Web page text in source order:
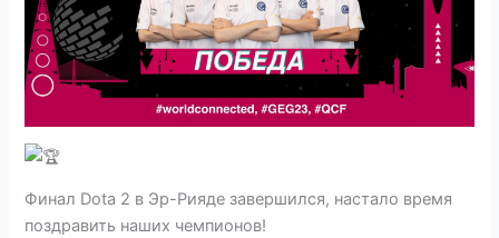
Финал Dota 2 в Эр-Рияде завершился, настало время
поздравить наших чемпионов!